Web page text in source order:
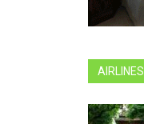
AIRLINES